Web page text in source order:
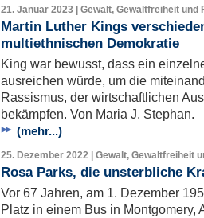
21. Januar 2023 | Gewalt, Gewaltfreiheit und
Martin Luther Kings
multiethnischen Demokratie
King war bewusst, dass ein
ausreichen würde, um die
Rassismus, der wirtschaftlichen
bekämpfen. Von Maria J. Stephan.
(mehr...)
25. Dezember 2022 | Gewalt, Gewaltfreiheit
Rosa Parks, die unsterbliche
Vor 67 Jahren, am 1. Dezember
Platz in einem Bus in